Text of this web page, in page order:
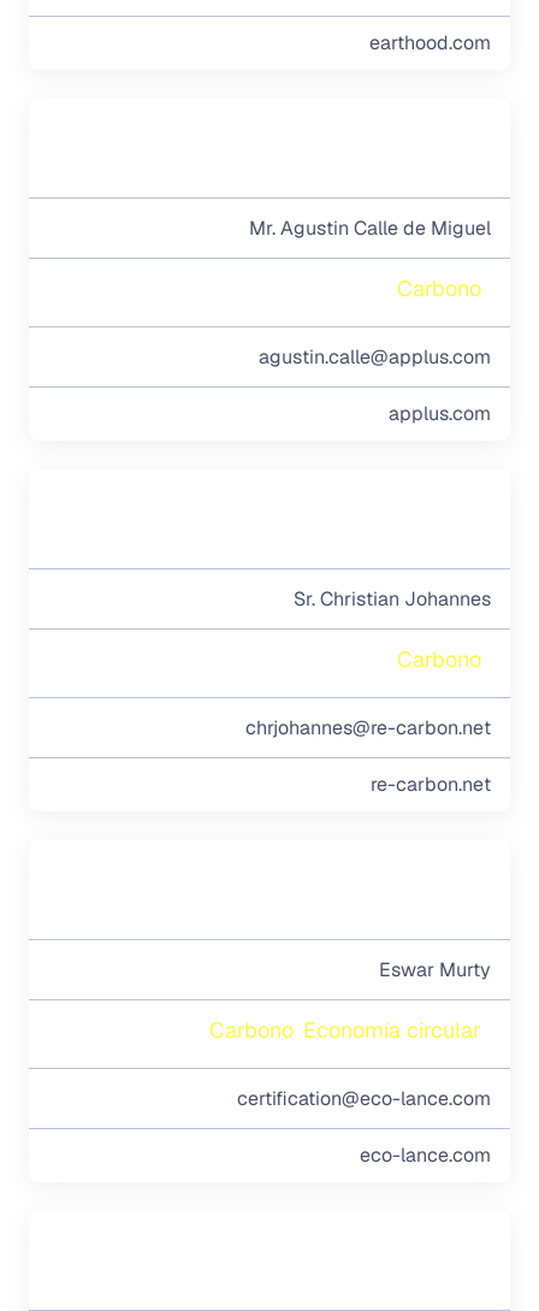
earthood.com
Mr. Agustin Calle de Miguel
Carbono
agustin.calle@applus.com
applus.com
Sr. Christian Johannes
Carbono
chrjohannes@re-carbon.net
re-carbon.net
Eswar Murty
Carbono Economía circular
certification@eco-lance.com
eco-lance.com